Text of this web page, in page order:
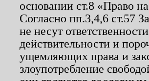
основании ст.8 «Право
Согласно пп.3,4,6 ст.57
не несут
действительности и
ущемляющих права и
злоупотребление